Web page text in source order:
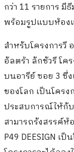
กว่า 11 รายการ มี
พร้อมรูปแบบห้อง
สำหรับโครงการวี
อัลตร้า ลักชัวรี โค
บนอารีย์ ซอย 3 ซึ่
ของโลก เป็นโคร
ประสบการณ์ให้กับ
สามารถรังสรรค์
P49 DEESIGN เ